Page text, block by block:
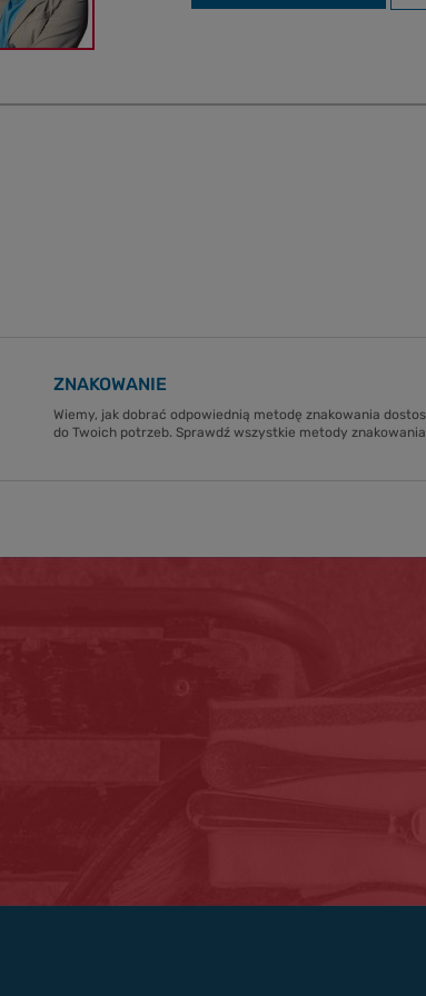
ZNAKOWANIE
Wiemy, jak dobrać odpowiednią metodę znakowania
do Twoich potrzeb. Sprawdź wszystkie metody